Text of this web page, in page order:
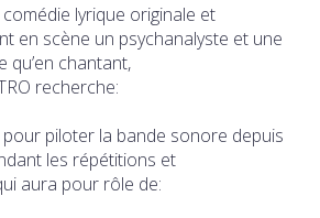
comédie lyrique originale et
en scène un psychanalyste et une
qu’en chantant,
recherche:
pour piloter la bande sonore depuis
les répétitions et
aura pour rôle de: